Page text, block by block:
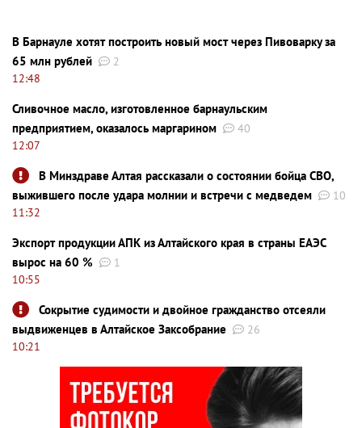
В Барнауле хотят построить новый мост через Пивоварку за
65 млн рублей
2
12:48
Сливочное масло, изготовленное барнаульским
предприятием, оказалось маргарином
40
12:07
В Минздраве Алтая рассказали о состоянии бойца СВО,
выжившего после удара молнии и встречи с медведем
10
11:32
Экспорт продукции АПК из Алтайского края в страны ЕАЭС
вырос на 60 %
1
10:55
Сокрытие судимости и двойное гражданство отсеяли
выдвиженцев в Алтайское Заксобрание
26
10:21